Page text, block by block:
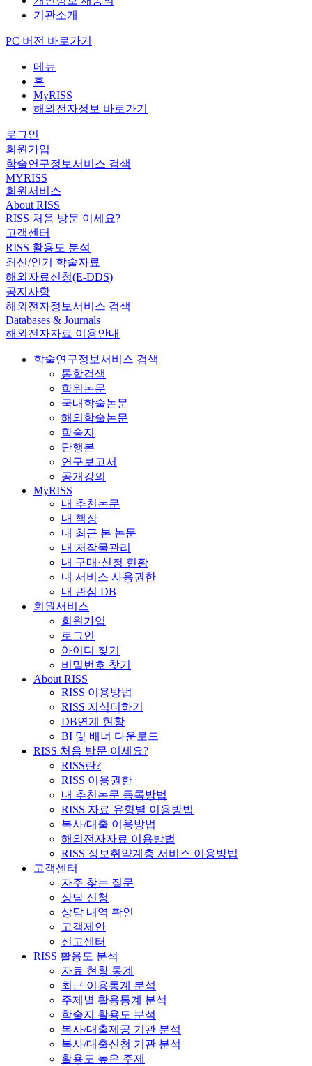
기관소개
PC 버전 바로가기
메뉴
홈
MyRISS
해외전자정보 바로가기
로그인
회원가입
학술연구정보서비스 검색
MYRISS
회원서비스
About RISS
RISS 처음 방문 이세요?
고객센터
RISS 활용도 분석
최신/인기 학술자료
해외자료신청(E-DDS)
공지사항
해외전자정보서비스 검색
Databases & Journals
해외전자자료 이용안내
학술연구정보서비스 검색
통합검색
학위논문
국내학술논문
해외학술논문
학술지
단행본
연구보고서
공개강의
MyRISS
내 추천논문
내 책장
내 최근 본 논문
내 저작물관리
내 구매·신청 현황
내 서비스 사용권한
내 관심 DB
회원서비스
회원가입
로그인
아이디 찾기
비밀번호 찾기
About RISS
RISS 이용방법
RISS 지식더하기
DB연계 현황
BI 및 배너 다운로드
RISS 처음 방문 이세요?
RISS란?
RISS 이용권한
내 추천논문 등록방법
RISS 자료 유형별 이용방법
복사/대출 이용방법
해외전자자료 이용방법
RISS 정보취약계층 서비스 이용방법
고객센터
자주 찾는 질문
상담 신청
상담 내역 확인
고객제안
신고센터
RISS 활용도 분석
자료 현황 통계
최근 이용통계 분석
주제별 활용통계 분석
학술지 활용도 분석
복사/대출제공 기관 분석
복사/대출신청 기관 분석
활용도 높은 주제